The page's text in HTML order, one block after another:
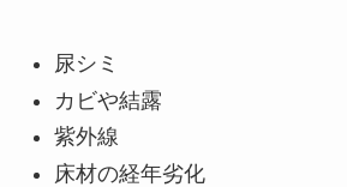
尿シミ
カビや結露
紫外線
床材の経年劣化